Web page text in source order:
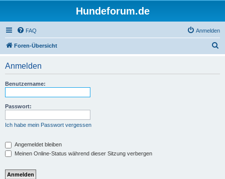
Hundeforum.de
FAQ Anmelden
Foren-Übersicht
Anmelden
Benutzername:
Passwort:
Ich habe mein Passwort vergessen
Angemeldet bleiben
Meinen Online-Status während dieser Sitzung verbergen